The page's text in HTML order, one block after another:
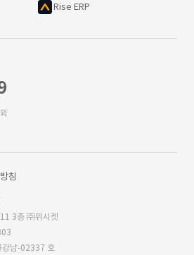
Rise ERP
침
3층 ㈜위시켓
강남-02337 호